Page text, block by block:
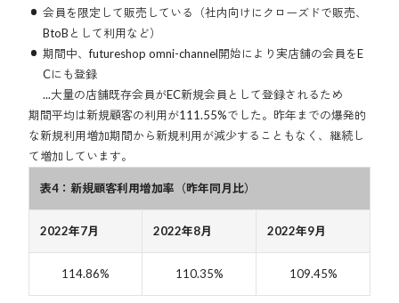
会員を限定して販売している（社内向けにクローズドで販売、
BtoBとして利用など）
期間中、futureshop omni-channel開始により実店舗の会員をE
Cにも登録
...大量の店舗既存会員がEC新規会員として登録されるため
期間平均は新規顧客の利用が111.55%でした。昨年までの爆発的
な新規利用増加期間から新規利用が減少することもなく、継続し
て増加しています。
表4：新規顧客利用増加率（昨年同月比）
2022年7月 2022年8月 2022年9月
114.86% 110.35% 109.45%